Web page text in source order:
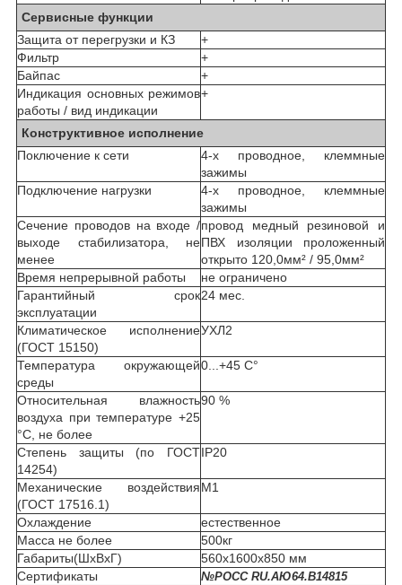
Сервисные функции
Защита от перегрузки и КЗ
+
Фильтр
+
Байпас
+
Индикация основных режимов
работы / вид индикации
+
Конструктивное исполнение
Поключение к сети
4-х проводное, клеммные
зажимы
Подключение нагрузки
4-х проводное, клеммные
зажимы
Сечение проводов на входе /
выходе стабилизатора, не
менее
провод медный резиновой и
ПВХ изоляции проложенный
открыто 120,0мм² / 95,0мм²
Время непрерывной работы
не ограничено
Гарантийный срок
эксплуатации
24 мес.
Климатическое исполнение
(ГОСТ 15150)
УХЛ2
Температура окружающей
среды
0...+45 С°
Относительная влажность
воздуха при температуре +25
°С, не более
90 %
Степень защиты (по ГОСТ
14254)
IP20
Механические воздействия
(ГОСТ 17516.1)
М1
Охлаждение
естественное
Масса не более
500кг
Габариты(ШхВхГ)
560х1600х850 мм
Сертификаты
№РОСС RU.АЮ64.В14815